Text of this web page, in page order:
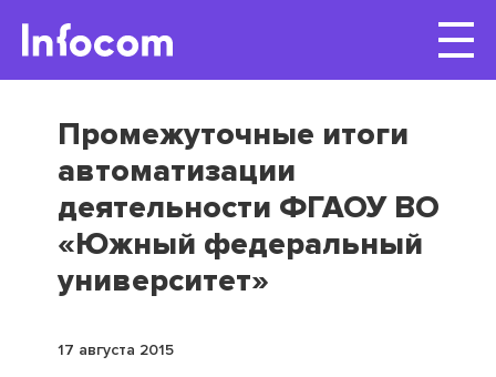
Промежуточные итоги
автоматизации
деятельности ФГАОУ ВО
«Южный федеральный
университет»
17 августа 2015